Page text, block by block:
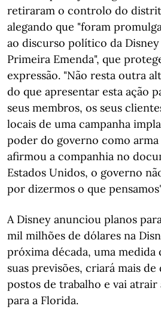
retiraram o controlo do
alegando que "foram
ao discurso político da
Primeira Emenda", que
expressão. "Não resta outra
do que apresentar esta ação
seus membros, os seus
locais de uma campanha
poder do governo como arma
afirmou a companhia no
Estados Unidos, o governo
por dizermos o que
A Disney anunciou planos
mil milhões de dólares na
próxima década, uma medida
suas previsões, criará mais
postos de trabalho e vai atrair
para a Florida.